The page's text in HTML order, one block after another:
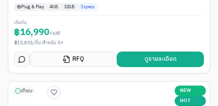
Plug & Play 4GB 32GB 3specs
เริ่มต้น
฿16,990+VAT
฿15,801/ชิ้น สำหรับ 5+
RFQ ดูรายละเอียด
เทียบ
NEW
HOT